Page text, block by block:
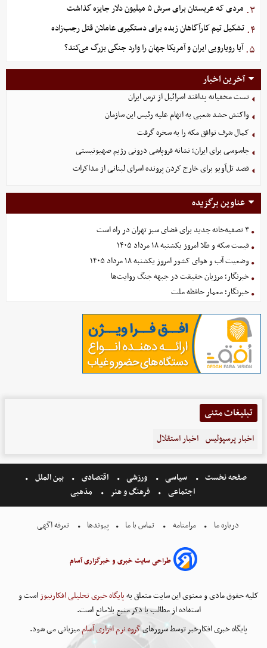
۳. مردی که عربستان برای سرش ۵ میلیون دلار جایزه گذاشت
۴. تشکیل تیم کارآگاهان زبده برای دستگیری عاملان قتل رجب‌زاده
۵. آیا رویارویی ایران و آمریکا جهان را وارد جنگی بزرگ می‌کند؟
آخرین اخبار
تست مخفیانه پدافند اسرائیل از ترس ایران
واکنش حشد شعبی به اتهام‌ علیه رئیس این سازمان
کمال شرف توافق مکه را به سخره گرفت
جاسوسی برای ایران؛ نشانه فروپاشی درونی رژیم صهیونیستی
قصد تل‌آویو برای خارج کردن پرونده اسرای لبنانی از مذاکرات
عناوین برگزیده
۳ تصفیه‌خانه جدید برای فضای سبز تهران در راه است
قیمت سکه و طلا امروز یکشنبه ۱۸ مرداد ۱۴۰۵
وضعیت آب و هوای کشور امروز یکشنبه ۱۸ مرداد ۱۴۰۵
خبرنگار؛ مرزبان حقیقت در جبهه جنگ روایت‌ها
خبرنگار؛ معمار حافظه ملت
تبلیغات متنی
اخبار پرسپولیس اخبار استقلال
صفحه نخست سیاسی ورزشی اقتصادی
بین الملل
اجتماعی
فرهنگ و هنر مذهبی
درباره ما مرامنامه تماس با ما پیوندها تعرفه اگهی
طراحی سایت خبری و خبرگزاری آسام
کلیه حقوق مادی و معنوی این سایت متعلق بهپایگاه خبری تحلیلی افکارنیوزاست و
استفاده از مطالب با ذکر منبع بلامانع است.
پایگاه خبری افکارخبر توسط سرورهایگروه نرم افزاری آساممیزبانی می شود.